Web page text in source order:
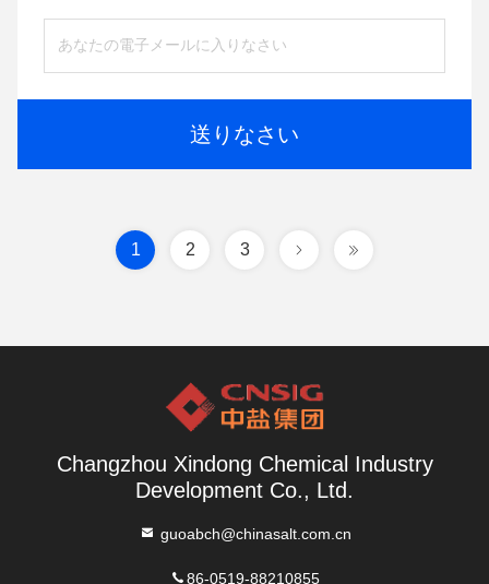
送りなさい
1 2 3
Changzhou Xindong Chemical Industry
Development Co., Ltd.
guoabch@chinasalt.com.cn
86-0519-88210855